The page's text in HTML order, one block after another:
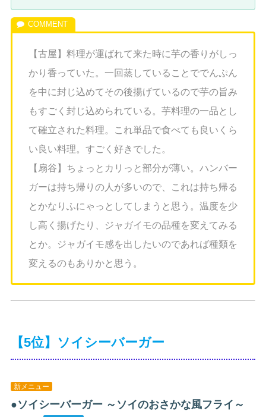
【古屋】料理が運ばれて来た時に芋の香りがしっ
かり香っていた。一回蒸していることででんぷん
を中に封じ込めてその後揚げているので芋の旨み
もすごく封じ込められている。芋料理の一品とし
て確立された料理。これ単品で食べても良いくら
い良い料理。すごく好きでした。
【扇谷】ちょっとカリっと部分が薄い。ハンバー
ガーは持ち帰りの人が多いので、これは持ち帰る
とかなりふにゃっとしてしまうと思う。温度を少
し高く揚げたり、ジャガイモの品種を変えてみる
とか。ジャガイモ感を出したいのであれば種類を
変えるのもありかと思う。
【5位】ソイシーバーガー
新メニュー
●ソイシーバーガー ～ソイのおさかな風フライ～